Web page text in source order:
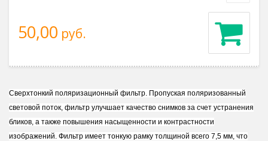
50,00 руб.
Сверхтонкий поляризационный фильтр. Пропуская поляризованный
световой поток, фильтр улучшает качество снимков за счет устранения
бликов, а также повышения насыщенности и контрастности
изображений. Фильтр имеет тонкую рамку толщиной всего 7,5 мм, что